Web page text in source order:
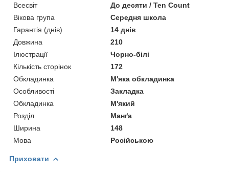
Всесвіт
До десяти / Ten Count
Вікова група
Середня школа
Гарантія (днів)
14 днів
Довжина
210
Ілюстрації
Чорно-білі
Кількість сторінок
172
Обкладинка
М'яка обкладинка
Особливості
Закладка
Обкладинка
М'який
Розділ
Манґа
Ширина
148
Мова
Російською
Приховати